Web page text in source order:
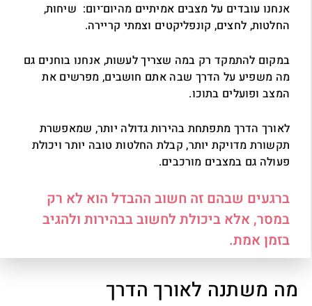
אנחנו עובדים על מצבים אמיתיים מהיום־יום: שיחות,
החלטות, לחצים, קונפליקטים וצמתי קריירה.
במקום להתמקד רק במה שצריך לעשות, אנחנו בוחנים גם
מה משפיע על הדרך שבה אתם חושבים, מפרשים את
המצב ופועלים בתוכו.
לאורך הדרך מתפתחת בהירות גדולה יותר, שמאפשרת
תקשורת מדויקת יותר, קבלת החלטות טובה יותר ויכולת
פעולה גם במצבים מורכבים.
ברגעים שבהם זה חשוב ההבדל הוא לא רק
במסר, אלא ביכולת לחשוב בבהירות ולהגיב
בזמן אמת.
מה משתנה לאורך הדרך